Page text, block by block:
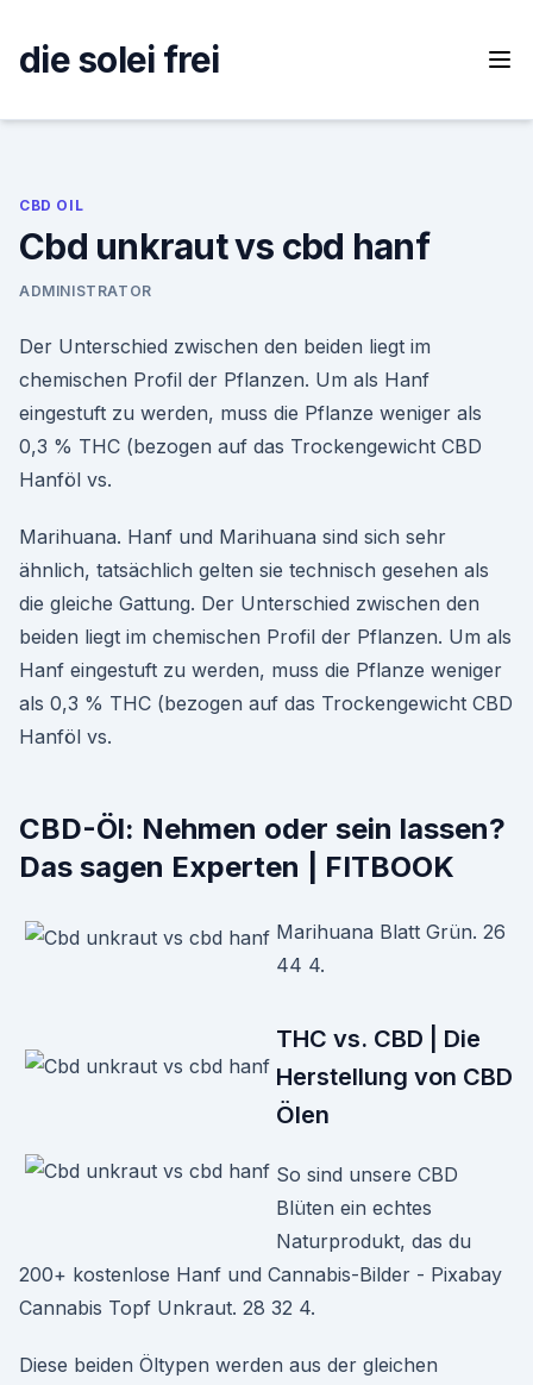
content
die solei frei
CBD OIL
Cbd unkraut vs cbd hanf
ADMINISTRATOR
Der Unterschied zwischen den beiden liegt im
chemischen Profil der Pflanzen. Um als Hanf
eingestuft zu werden, muss die Pflanze weniger als
0,3 % THC (bezogen auf das Trockengewicht CBD
Hanföl vs.
Marihuana. Hanf und Marihuana sind sich sehr
ähnlich, tatsächlich gelten sie technisch gesehen als
die gleiche Gattung. Der Unterschied zwischen den
beiden liegt im chemischen Profil der Pflanzen. Um als
Hanf eingestuft zu werden, muss die Pflanze weniger
als 0,3 % THC (bezogen auf das Trockengewicht CBD
Hanföl vs.
CBD-Öl: Nehmen oder sein lassen?
Das sagen Experten | FITBOOK
Marihuana Blatt Grün. 26
44 4.
THC vs. CBD | Die
Herstellung von CBD
Ölen
So sind unsere CBD
Blüten ein echtes
Naturprodukt, das du
200+ kostenlose Hanf und Cannabis-Bilder - Pixabay
Cannabis Topf Unkraut. 28 32 4.
Diese beiden Öltypen werden aus der gleichen